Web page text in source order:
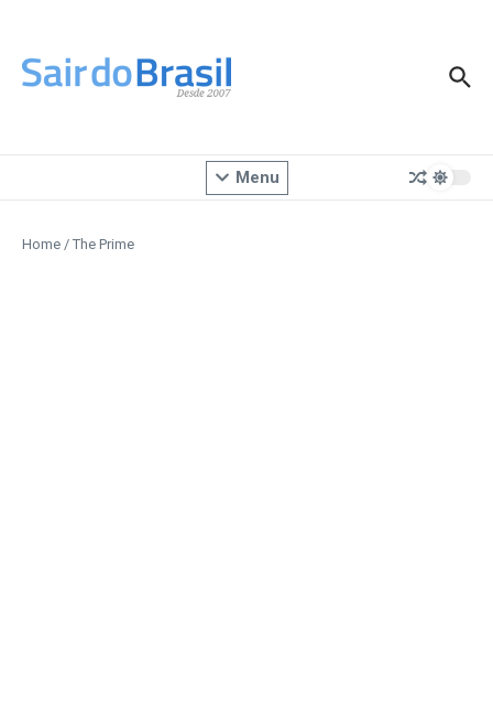
Menu
Home / The Prime